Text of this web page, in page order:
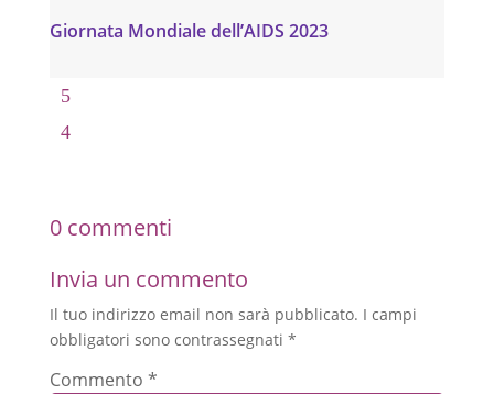
Giornata Mondiale dell’AIDS 2023
0 commenti
Invia un commento
Il tuo indirizzo email non sarà pubblicato. I campi
obbligatori sono contrassegnati *
Commento *